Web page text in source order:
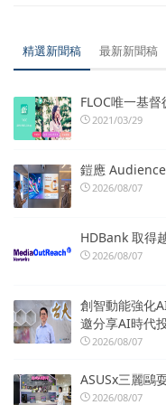
精選新聞稿 最新新聞稿
FLOC唯一基
2021/03/29
鎧應
2026/08/07
HDBank 取得
2026/08/07
創智動能強化
邀分享AI時代
2026/08/07
ASUSx三麗鷗
2026/08/07